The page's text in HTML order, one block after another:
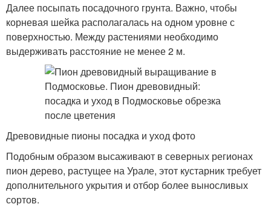
Далее посыпать посадочного грунта. Важно, чтобы
корневая шейка располагалась на одном уровне с
поверхностью. Между растениями необходимо
выдерживать расстояние не менее 2 м.
Древовидные пионы посадка и уход фото
Подобным образом высаживают в северных регионах
пион дерево, растущее на Урале, этот кустарник требует
дополнительного укрытия и отбор более выносливых
сортов.